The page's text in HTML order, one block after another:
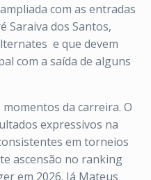
com as entradas
Saraiva dos Santos,
e que devem
com a saída de alguns
da carreira. O
expressivos na
em torneios
ascensão no ranking
em 2026. Já Mateus